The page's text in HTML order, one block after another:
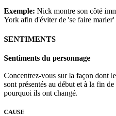
Exemple: Nick montre son côté
York afin d'éviter de 'se faire marier'
SENTIMENTS
Sentiments du personnage
Concentrez-vous sur la façon dont
sont présentés au début et à la fin
pourquoi ils ont changé.
CAUSE